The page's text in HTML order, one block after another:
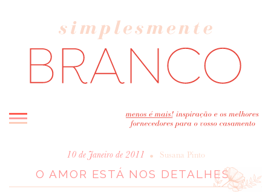
INICIO
BLOG
10 de Janeiro de 2011 • Susana Pinto
O AMOR ESTÁ NOS DETALHES…